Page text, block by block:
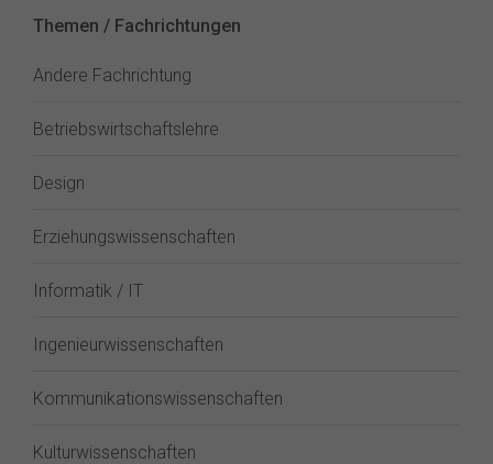
Themen / Fachrichtungen
Andere Fachrichtung
Betriebswirtschaftslehre
Design
Erziehungswissenschaften
Informatik / IT
Ingenieurwissenschaften
Kommunikationswissenschaften
Kulturwissenschaften